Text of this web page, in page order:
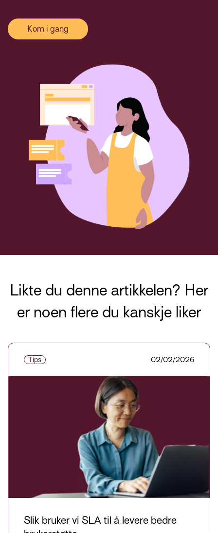
Kom i gang
Likte du denne artikkelen? Her
er noen flere du kanskje liker
Tips 02/02/2026
Slik bruker vi SLA til å levere bedre